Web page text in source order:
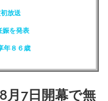
初放送
娠を発表
年８６歳
月7日開幕で無